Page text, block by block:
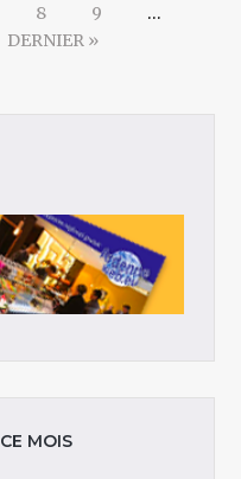
8 9
…
DERNIER »
MOIS